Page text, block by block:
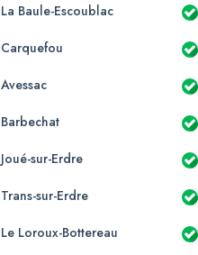
La Baule-Escoublac
Carquefou
Avessac
Barbechat
Joué-sur-Erdre
Trans-sur-Erdre
Le Loroux-Bottereau